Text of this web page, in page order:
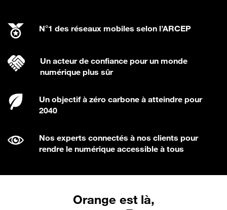
N°1 des réseaux mobiles selon l’ARCEP
Un acteur de confiance pour un monde
numérique plus sûr
Un objectif à zéro carbone à atteindre pour
2040
Nos experts connectés à nos clients pour
rendre le numérique accessible à tous
Orange est là,